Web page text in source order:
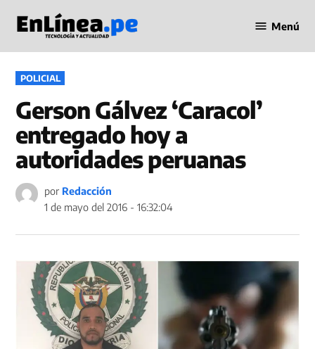
contenido
en Línea
Menú
PUBLICADO
EN
POLICIAL
Gerson Gálvez ‘Caracol’
entregado hoy a
autoridades peruanas
por Redacción
1 de mayo del 2016 - 16:32:04